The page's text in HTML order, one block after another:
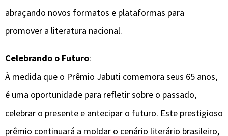
abraçando novos formatos e plataformas para
promover a literatura nacional.
Celebrando o Futuro:
À medida que o Prêmio Jabuti comemora seus 65 anos,
é uma oportunidade para refletir sobre o passado,
celebrar o presente e antecipar o futuro. Este prestigioso
prêmio continuará a moldar o cenário literário brasileiro,